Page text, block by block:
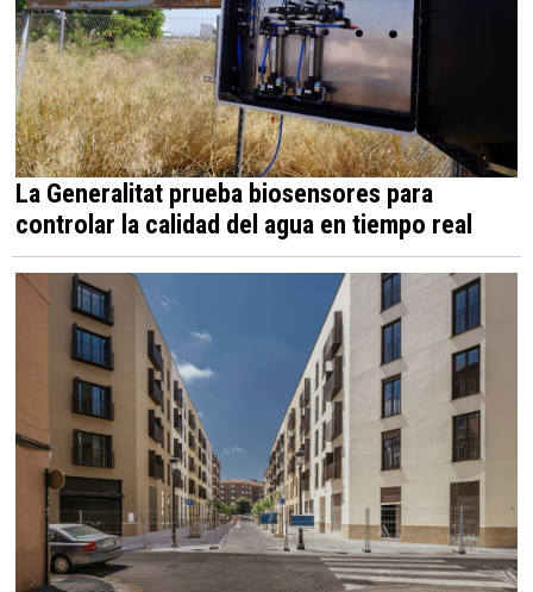
La Generalitat prueba biosensores para
controlar la calidad del agua en tiempo real